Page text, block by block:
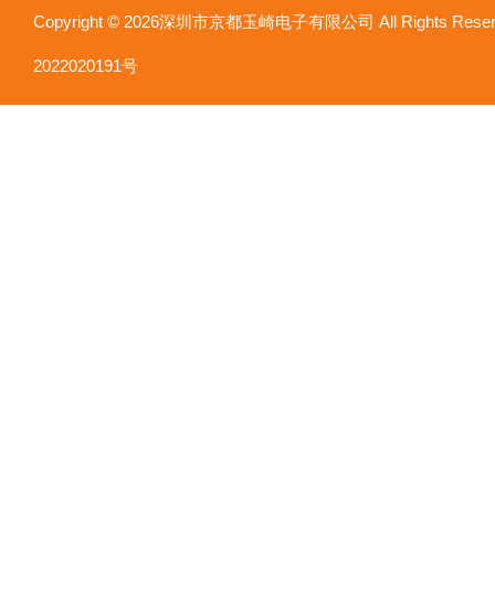
Copyright © 2026深圳市京都玉崎电子有限公司 All Rights
2022020191号